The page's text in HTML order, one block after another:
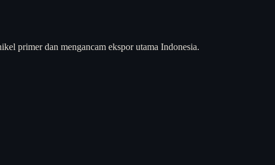
primer dan mengancam ekspor utama Indonesia.